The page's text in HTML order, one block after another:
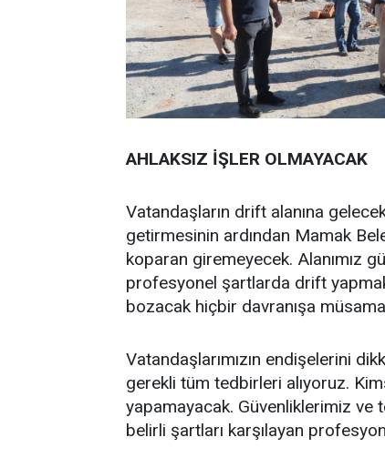
AHLAKSIZ İŞLER OLMAYACAK
Vatandaşların drift alanına
getirmesinin ardından Mamak
koparan giremeyecek. Alanımız
profesyonel şartlarda drift
bozacak hiçbir davranışa
Vatandaşlarımızın endişelerini
gerekli tüm tedbirleri alıyoruz.
yapamayacak. Güvenliklerimiz ve
belirli şartları karşılayan